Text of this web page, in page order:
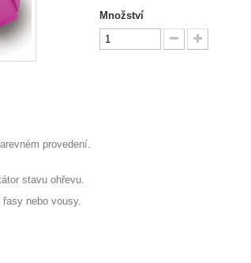
Množství
provedení.
stavu ohřevu.
nebo vousy.